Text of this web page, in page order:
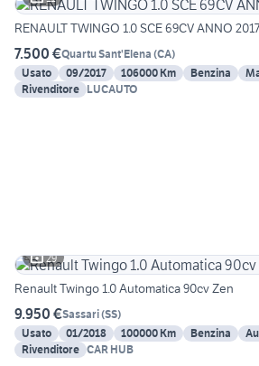
RENAULT TWINGO 1.0 SCE 69CV ANNO
7.500 €Quartu Sant'Elena (CA)
Usato
09/2017 106000 Km Benzina
Rivenditore LUCAUTO
29
Renault Twingo 1.0 Automatica 90cv Zen
9.950 €Sassari(SS)
Usato
01/2018 100000 Km Benzina
Rivenditore CAR HUB